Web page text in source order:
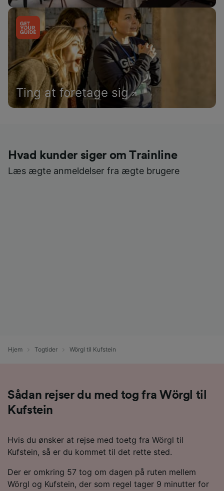
Ting at foretage sig
Hvad kunder siger om Trainline
Læs ægte anmeldelser fra ægte brugere
Hjem Togtider Wörgl til Kufstein
Sådan rejser du med tog fra Wörgl til
Kufstein
Hvis du ønsker at rejse med toetg fra Wörgl til
Kufstein, så er du kommet til det rette sted.
Der er omkring 57 tog om dagen på ruten mellem
Wörgl og Kufstein, der som regel tager 9 minutter for